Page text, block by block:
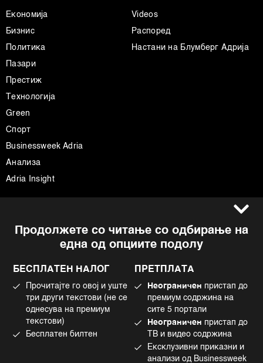
Продолжете со читање со одбирање на
една од опциите подолу
БЕСПЛАТЕН НАЛОГ
Прочитајте го овој и уште
три други текстови (не се
однесува на премиум
текстови)
Бесплатен билтен
ПРЕТПЛАТА
Неограничен пристап до
премиум содржина на
сите 5 портали
Неограничен пристап до
ТВ и видео содржина
Ексклузивни приказни и
анализи од Businessweek
Економија
Бизнис
Политика
Пазари
Престиж
Технологија
Green
Спорт
Businessweek Adria
Анализа
Adria Insight
Videos
Распоред
Настани на Блумберг Адрија
Импресум
Политика на приватност
Политика за колачиња
Употреба на вештачка интелигенција
Facebook
Instagram
Twitter
Tiktok
BLOOMBERG logo are registered trademarks and service marks of
Bloomberg Finance L.P. or its subsidiaries, displayed with permission